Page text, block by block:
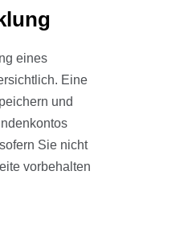
eines
Eine
und
Sie nicht
vorbehalten